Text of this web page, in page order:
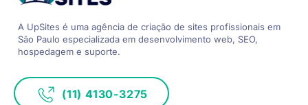
A UpSites é uma agência de criação de sites profissionais em
São Paulo especializadaem desenvolvimento web, SEO,
hospedagem e suporte.
(11) 4130-3275